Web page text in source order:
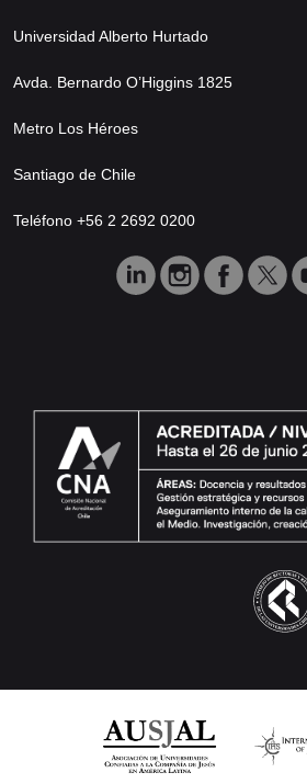
Universidad Alberto Hurtado
Avda. Bernardo O’Higgins 1825
Metro Los Héroes
Santiago de Chile
Teléfono +56 2 2692 0200